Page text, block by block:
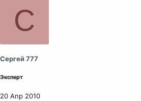
С
Сергей 777
Эксперт
20 Апр 2010